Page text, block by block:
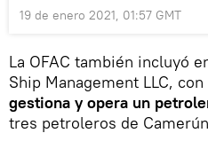
19 de enero 2021, 01:57 GMT
La OFAC también incluyó
Ship Management LLC,
gestiona y opera un
tres petroleros de